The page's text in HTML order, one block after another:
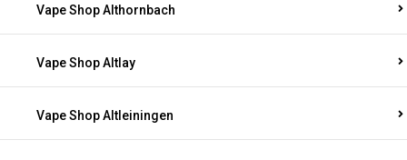
Vape Shop Althornbach
Vape Shop Altlay
Vape Shop Altleiningen